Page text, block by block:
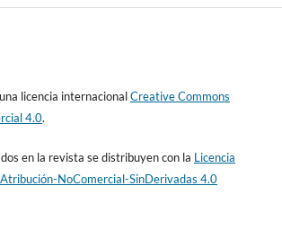
licencia internacionalCreative Commons
4.0.
en la revista se distribuyen con la Licencia
NoComercial-SinDerivadas 4.0